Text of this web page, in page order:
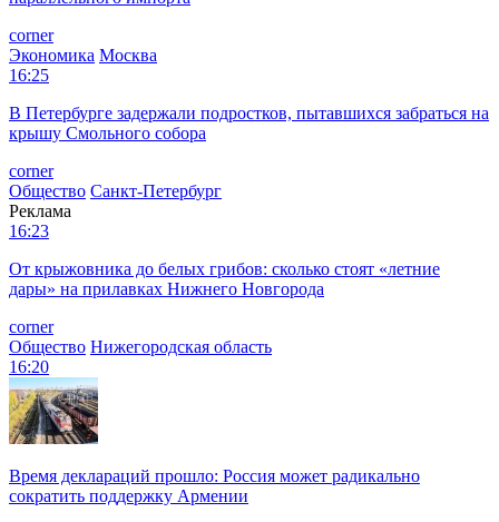
corner
Экономика Москва
16:25
В Петербурге задержали подростков, пытавшихся забраться на
крышу Смольного собора
corner
Общество Санкт-Петербург
Реклама
16:23
От крыжовника до белых грибов: сколько стоят «летние
дары» на прилавках Нижнего Новгорода
corner
Общество Нижегородская область
16:20
Время деклараций прошло: Россия может радикально
сократить поддержку Армении